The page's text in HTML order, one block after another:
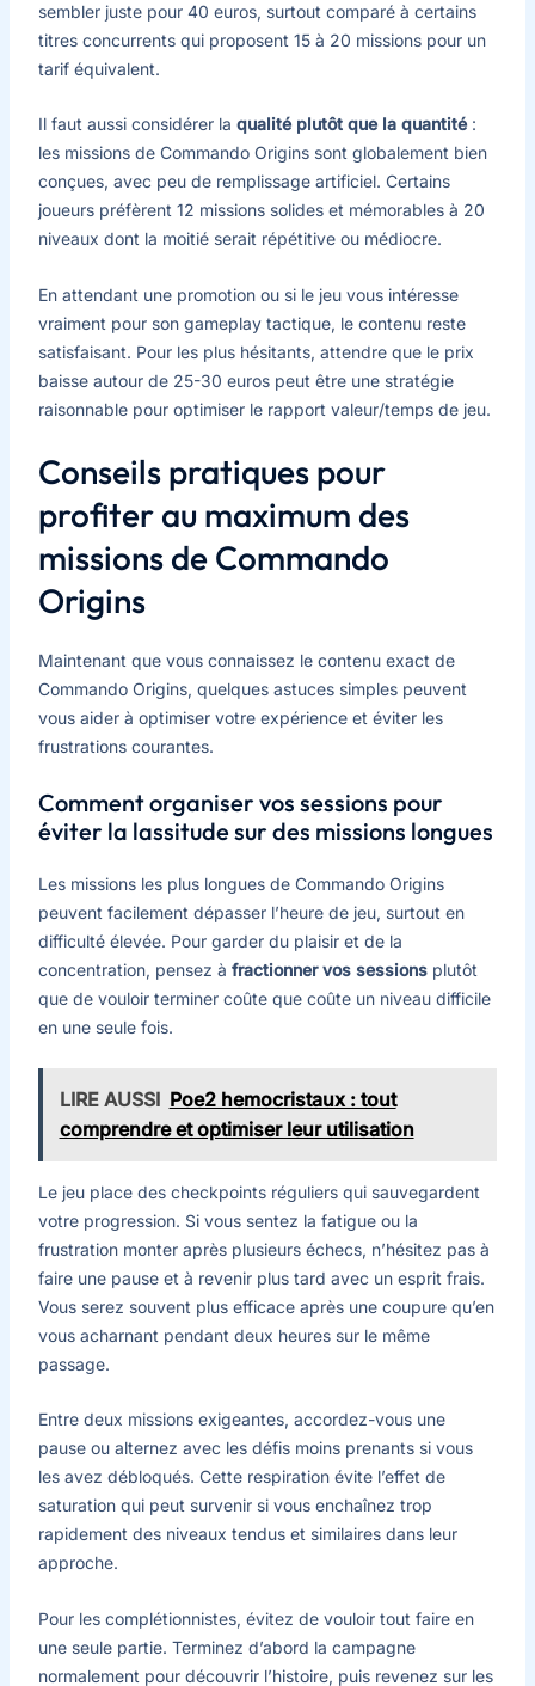
sembler juste pour 40 euros, surtout comparé à certains
titres concurrents qui proposent 15 à 20 missions pour un
tarif équivalent.
Il faut aussi considérer la qualité plutôt que la quantité:
les missions de Commando Origins sont globalement bien
conçues, avec peu de remplissage artificiel. Certains
joueurs préfèrent 12 missions solides et mémorables à 20
niveaux dont la moitié serait répétitive ou médiocre.
En attendant une promotion ou si le jeu vous intéresse
vraiment pour son gameplay tactique, le contenu reste
satisfaisant. Pour les plus hésitants, attendre que le prix
baisse autour de 25-30 euros peut être une stratégie
raisonnable pour optimiser le rapport valeur/temps de jeu.
Conseils pratiques pour
profiter au maximum des
missions de Commando
Origins
Maintenant que vous connaissez le contenu exact de
Commando Origins, quelques astuces simples peuvent
vous aider à optimiser votre expérience et éviter les
frustrations courantes.
Comment organiser vos sessions pour
éviter la lassitude sur des missions longues
Les missions les plus longues de Commando Origins
peuvent facilement dépasser l’heure de jeu, surtout en
difficulté élevée. Pour garder du plaisir et de la
concentration, pensez à fractionner vos sessionsplutôt
que de vouloir terminer coûte que coûte un niveau difficile
en une seule fois.
LIRE AUSSI Poe2 hemocristaux : tout
comprendre et optimiser leur utilisation
Le jeu place des checkpoints réguliers qui sauvegardent
votre progression. Si vous sentez la fatigue ou la
frustration monter après plusieurs échecs, n’hésitez pas à
faire une pause et à revenir plus tard avec un esprit frais.
Vous serez souvent plus efficace après une coupure qu’en
vous acharnant pendant deux heures sur le même
passage.
Entre deux missions exigeantes, accordez-vous une
pause ou alternez avec les défis moins prenants si vous
les avez débloqués. Cette respiration évite l’effet de
saturation qui peut survenir si vous enchaînez trop
rapidement des niveaux tendus et similaires dans leur
approche.
Pour les complétionnistes, évitez de vouloir tout faire en
une seule partie. Terminez d’abord la campagne
normalement pour découvrir l’histoire, puis revenez sur les